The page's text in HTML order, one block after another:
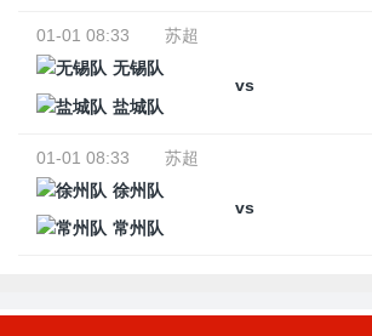
01-01 08:33
苏超
无锡队
vs
盐城队
01-01 08:33
苏超
徐州队
vs
常州队